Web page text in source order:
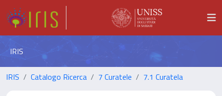
IRIS
IRIS Catalogo Ricerca 7 Curatele 7.1 Curatela